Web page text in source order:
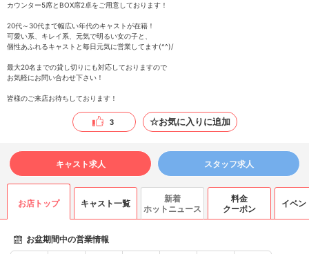
カウンター5席とBOX席2卓をご用意しております！
20代～30代まで幅広い年代のキャストが在籍！
可愛い系、キレイ系、元気で明るい女の子と、
個性あふれるキャストと毎日元気に営業してます(^^)/
最大20名までの貸し切りにも対応しておりますので
お気軽にお問い合わせ下さい！
皆様のご来店お待ちしております！
3 ☆お気に入りに追加
キャスト求人 スタッフ求人
お店トップ キャスト一覧
新着
ホットニュース
料金
クーポン
イベン
お盆期間中の営業情報